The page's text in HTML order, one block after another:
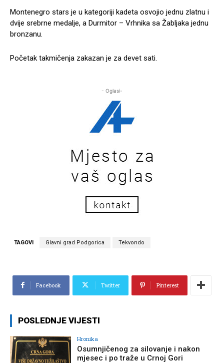
Montenegro stars je u kategoriji kadeta osvojio jednu zlatnu i
dvije srebrne medalje, a Durmitor – Vrhnika sa Žabljaka jednu
bronzanu.
Početak takmičenja zakazan je za devet sati.
- Oglasi-
TAGOVI Glavni grad Podgorica Tekvondo
Facebook Twitter Pinterest
POSLEDNJE VIJESTI
Hronika
Osumnjičenog za silovanje i nakon
mjesec i po traže u Crnoj Gori